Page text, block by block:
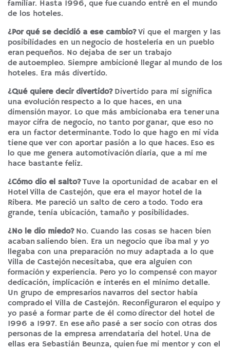
familiar. Hasta 1996, que fue cuando entré en el mundo
de los hoteles.
¿Por qué se decidió a ese cambio?Vi que el margen y las
posibilidades en un negocio de hostelería en un pueblo
eran pequeños. No dejaba de ser un trabajo
de autoempleo. Siempre ambicioné llegar al mundo de los
hoteles. Era más divertido.
¿Qué quiere decir divertido? Divertido para mí significa
una evolución respecto a lo que haces, en una
dimensión mayor. Lo que más ambicionaba era tener una
mayor cifra de negocio, no tanto por ganar, que eso no
era un factor determinante. Todo lo que hago en mi vida
tiene que ver con aportar pasión a lo que haces. Eso es
lo que me genera automotivación diaria, que a mí me
hace bastante feliz.
¿Cómo dio el salto?Tuve la oportunidad de acabar en el
Hotel Villa de Castejón, que era el mayor hotel de la
Ribera. Me pareció un salto de cero a todo. Todo era
grande, tenía ubicación, tamaño y posibilidades.
¿No le dio miedo? No. Cuando las cosas se hacen bien
acaban saliendo bien. Era un negocio que iba mal y yo
llegaba con una preparación no muy adaptada a lo que
Villa de Castejón necesitaba, que era alguien con
formación y experiencia. Pero yo lo compensé con mayor
dedicación, implicación e interés en el mínimo detalle.
Un grupo de empresarios navarros del sector había
comprado el Villa de Castejón. Reconfiguraron el equipo y
yo pasé a formar parte de él como director del hotel de
1996 a 1997. En ese año pasé a ser socio con otras dos
personas de la empresa arrendataria del hotel. Una de
ellas era Sebastián Beunza, quien fue mi mentor y con el